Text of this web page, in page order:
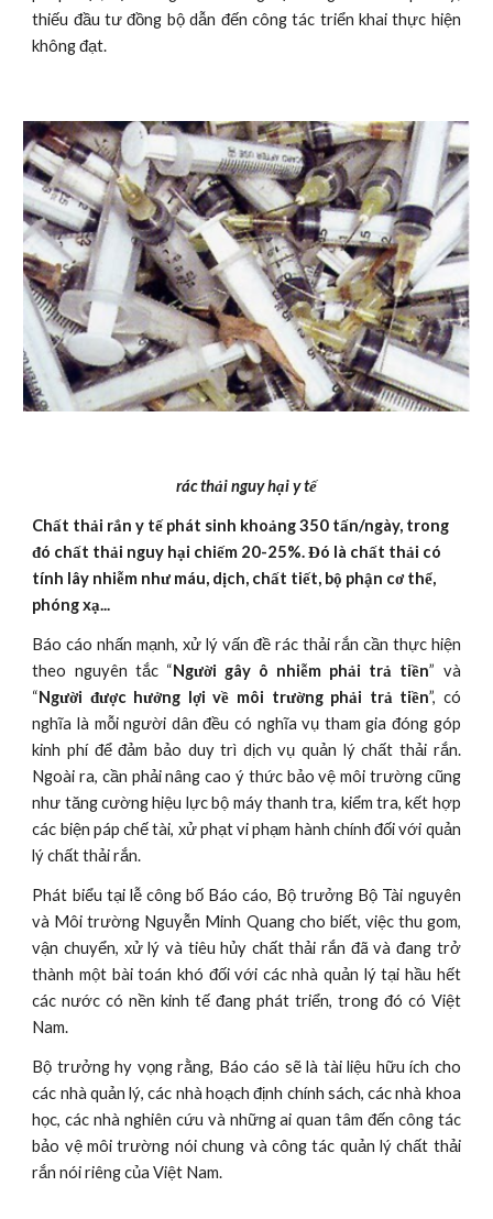
thiếu đầu tư đồng bộ dẫn đến công tác triển khai thực hiện
không đạt.
rác thải nguy hại y tế
Chất thải rắn y tế phát sinh khoảng 350 tấn/ngày, trong
đó chất thải nguy hại chiếm 20-25%. Đó là chất thải có
tính lây nhiễm như máu, dịch, chất tiết, bộ phận cơ thể,
phóng xạ...
Báo cáo nhấn mạnh, xử lý vấn đề rác thải rắn cần thực hiện
theo nguyên tắc “Người gây ô nhiễm phải trả tiền” và
“Người được hưởng lợi về môi trường phải trả tiền”, có
nghĩa là mỗi người dân đều có nghĩa vụ tham gia đóng góp
kinh phí để đảm bảo duy trì dịch vụ quản lý chất thải rắn.
Ngoài ra, cần phải nâng cao ý thức bảo vệ môi trường cũng
như tăng cường hiệu lực bộ máy thanh tra, kiểm tra, kết hợp
các biện páp chế tài, xử phạt vi phạm hành chính đối với quản
lý chất thải rắn.
Phát biểu tại lễ công bố Báo cáo, Bộ trưởng Bộ Tài nguyên
và Môi trường Nguyễn Minh Quang cho biết, việc thu gom,
vận chuyển, xử lý và tiêu hủy chất thải rắn đã và đang trở
thành một bài toán khó đối với các nhà quản lý tại hầu hết
các nước có nền kinh tế đang phát triển, trong đó có Việt
Nam.
Bộ trưởng hy vọng rằng, Báo cáo sẽ là tài liệu hữu ích cho
các nhà quản lý, các nhà hoạch định chính sách, các nhà khoa
học, các nhà nghiên cứu và những ai quan tâm đến công tác
bảo vệ môi trường nói chung và công tác quản lý chất thải
rắn nói riêng của Việt Nam.